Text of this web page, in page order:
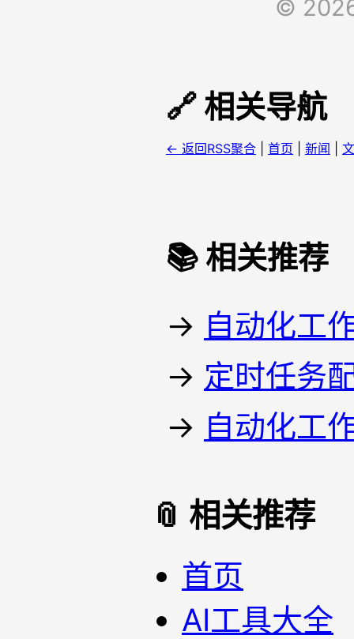
©
🔗 相关导航
← 返回RSS聚合 首页 新闻
📚 相关推荐
→ 自动化工
→ 定时任务
→ 自动化工
📎 相关推荐
首页
AI工具大全